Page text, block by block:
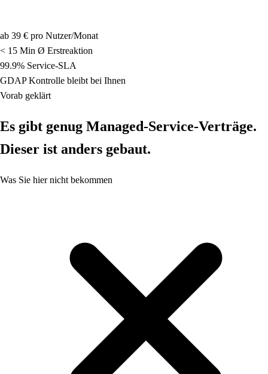
ab 39 € pro Nutzer/Monat
< 15 Min Ø Erstreaktion
99.9% Service-SLA
GDAPKontrolle bleibt bei Ihnen
Vorab geklärt
Es gibt genug Managed-Service-Verträge.
Dieser ist anders gebaut.
Was Sie hier nicht bekommen